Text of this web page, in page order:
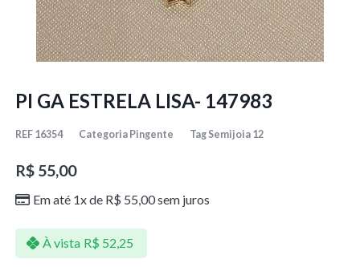
PI GA ESTRELA LISA- 147983
REF 16354 Categoria Pingente Tag Semijoia 12
R$55,00
Em até 1x de R$ 55,00sem juros
À vista R$ 52,25